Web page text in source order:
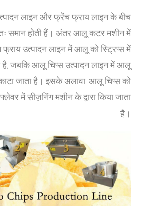
लाइन और फ्रेंच फ्राय लाइन के बीच
समान होती हैं। अंतर आलू कटर मशीन में
उत्पादन लाइन में आलू को स्ट्रिप्स में
है, जबकि आलू चिप्स उत्पादन लाइन में आलू
जाता है। इसके अलावा, आलू चिप्स को
में सीज़निंग मशीन के द्वारा किया जाता
है।